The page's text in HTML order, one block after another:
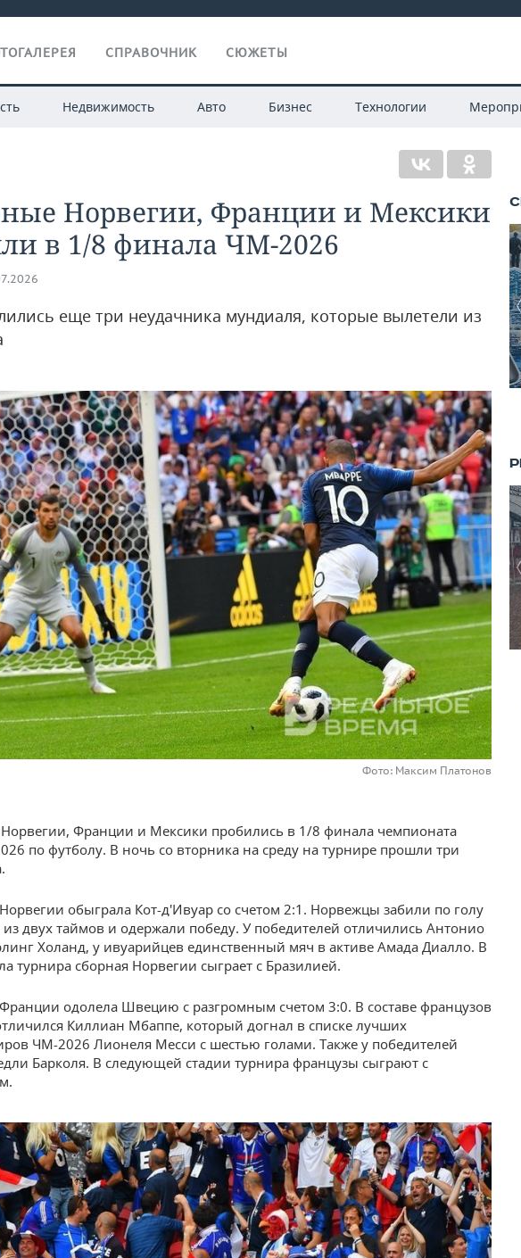
СПРАВОЧНИК СЮЖЕТЫ
Недвижимость Авто Бизнес Технологии
Норвегии, Франции и Мексики
в 1/8 финала ЧМ-2026
еще три неудачника мундиаля, которые вылетели из
Фото: Максим Платонов
Франции и Мексики пробились в 1/8 финала чемпионата
по футболу. В ночь со вторника на среду на турнире прошли три
обыграла Кот-д'Ивуар со счетом 2:1. Норвежцы забили по голу
двух таймов и одержали победу. У победителей отличились Антонио
Холанд, у ивуарийцев единственный мяч в активе Амада Диалло. В
турнира сборная Норвегии сыграет с Бразилией.
одолела Швецию с разгромным счетом 3:0. В составе французов
Киллиан Мбаппе, который догнал в списке лучших
ЧМ-2026 Лионеля Месси с шестью голами. Также у победителей
Барколя. В следующей стадии турнира французы сыграют с